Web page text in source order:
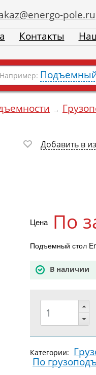
pole.ru
Контакты
Например:
→
Добавить в
Цена По
Подъемный стол
В наличии
Категории:
По